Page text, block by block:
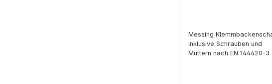
Messing
inklusive Schrauben und
Muttern nach EN 144420-3